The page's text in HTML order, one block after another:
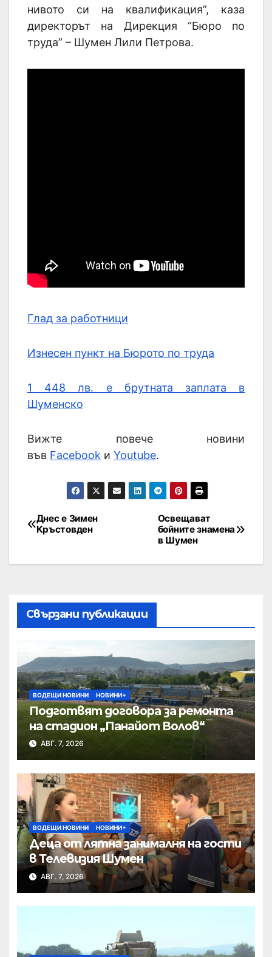
нивото си на квалификация”, каза
директорът на Дирекция “Бюро по
труда” – Шумен Лили Петрова.
Глад за работници
Изнесен пункт на Бюрото по труда
1 448 лв. е брутната заплата в
Шуменско
Вижте повече новини
във Facebook и Youtube.
Освещават
бойните знамена
в Шумен
Днес е Зимен
Кръстовден
Свързани публикации
ВОДЕЩИ НОВИНИ НОВИНИ+
Подготвят договора за ремонта
на стадион „Панайот Волов“
АВГ. 7, 2026
ВОДЕЩИ НОВИНИ НОВИНИ+
Деца от лятна занималня на гости
в Телевизия Шумен
АВГ. 7, 2026